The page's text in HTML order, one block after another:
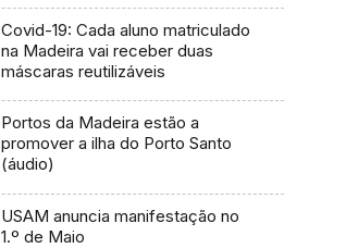
Covid-19: Cada aluno matriculado
na Madeira vai receber duas
máscaras reutilizáveis
Portos da Madeira estão a
promover a ilha do Porto Santo
(áudio)
USAM anuncia manifestação no
1.º de Maio